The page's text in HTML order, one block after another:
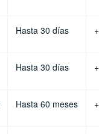
Hasta 30 días
Hasta 30 días
Hasta 60 meses